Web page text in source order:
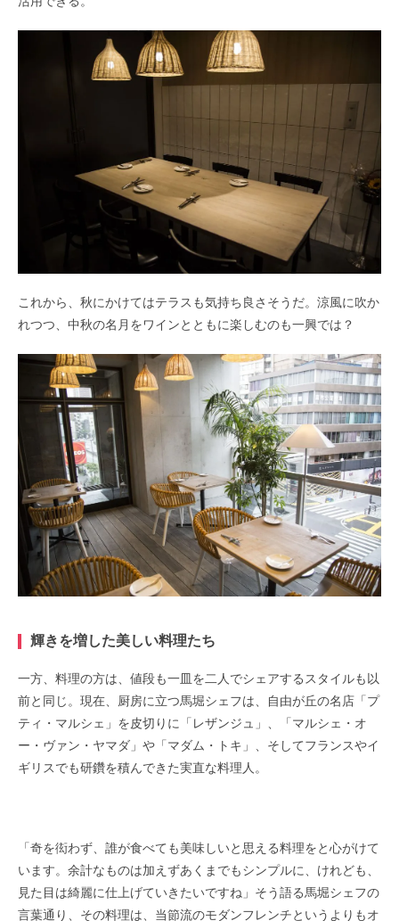
これから、秋にかけてはテラスも気持ち良さそうだ。 涼風に吹か
れつつ、中秋の名月をワインとともに楽しむのも一興では？
輝きを増した美しい料理たち
一方、料理の方は、値段も一皿を二人でシェアするスタイルも以
前と同じ。 現在、厨房に立つ馬堀シェフは、
自由が丘の名店「プ
ティ・マルシェ」を皮切りに
「レザンジュ」、「マルシェ・オ
ー・ヴァン・ヤマダ」や「マダム・トキ」、 そしてフランスやイ
ギリスでも研鑽を積んできた実直な料理人。
「奇を衒わず、誰が食べても美味しいと思える料理をと心がけて
います。 余計なものは加えずあくまでもシンプルに、けれども、
見た目は綺麗に仕上げていきたいですね」 そう語る馬堀シェフの
言葉通り、その料理は、当節流のモダンフレンチというよりもオ